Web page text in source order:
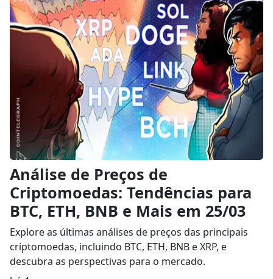
Análise de Preços de
Criptomoedas: Tendências para
BTC, ETH, BNB e Mais em 25/03
Explore as últimas análises de preços das principais
criptomoedas, incluindo BTC, ETH, BNB e XRP, e
descubra as perspectivas para o mercado.